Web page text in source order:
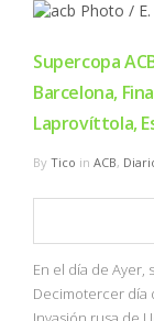
Supercopa
Barcelona,
Laprovíttola,
By Tico in ACB,
En el día de Ayer,
Decimotercer día